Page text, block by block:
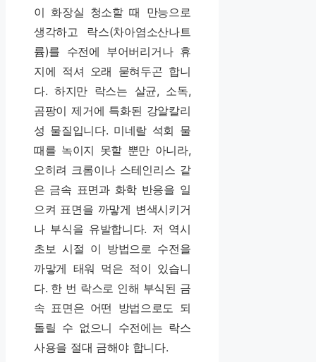
이 화장실 청소할 때 만능으로
생각하고 락스(차아염소산나트
륨)를 수전에 부어버리거나 휴
지에 적셔 오래 묻혀두곤 합니
다. 하지만 락스는 살균, 소독,
곰팡이 제거에 특화된 강알칼리
성 물질입니다. 미네랄 석회 물
때를 녹이지 못할 뿐만 아니라,
오히려 크롬이나 스테인리스 같
은 금속 표면과 화학 반응을 일
으켜 표면을 까맣게 변색시키거
나 부식을 유발합니다. 저 역시
초보 시절 이 방법으로 수전을
까맣게 태워 먹은 적이 있습니
다. 한 번 락스로 인해 부식된 금
속 표면은 어떤 방법으로도 되
돌릴 수 없으니 수전에는 락스
사용을 절대 금해야 합니다.